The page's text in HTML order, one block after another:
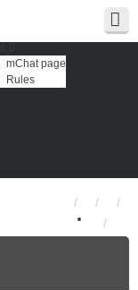
mChat page
Rules